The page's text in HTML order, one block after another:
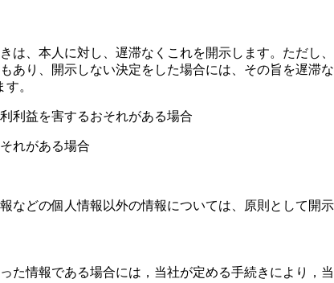
は、本人に対し、遅滞なくこれを開示します。ただし
あり、開示しない決定をした場合には、その旨を遅滞
。
利益を害するおそれがある場合
れがある場合
などの個人情報以外の情報については、原則として開示
た情報である場合には，当社が定める手続きにより，